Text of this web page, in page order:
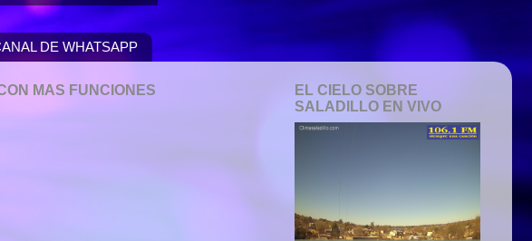
DE WHATSAPP
MAS FUNCIONES
EL CIELO SOBRE
SALADILLO EN VIVO